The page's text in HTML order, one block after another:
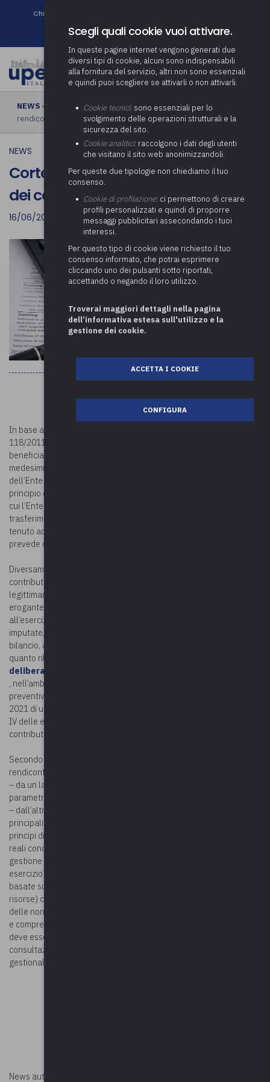
Chi siamo
Newsletter
NEWS › Corte dei conti: contabilizzazione dei contributi a
rendicontazione
NEWS
Corte dei conti: contabilizzazione
dei contributi a rendicontazione
16/06/2023
In base a quanto previsto dal punto 3.6 dell’allegato 4/2 al D. Lgs.
118/2011, in caso di trasferimenti a rendicontazione, l’Ente
beneficiario ha titolo ad accertare le entrate con imputazione ai
medesimi esercizi cui sono stati registrati gli impegni da parte
dell’Ente erogatore ovvero, nel caso in cui l’erogatore non adotti il
principio della competenza finanziaria potenziata, agli esercizi in
cui l’Ente beneficiario stesso prevede di impegnare la spesa cui il
trasferimento è destinato. Ciò significa che l’Ente beneficiario è
tenuto ad imputare i trasferimenti in entrata solo all’esercizio in cui
prevede di effettuare la relativa rendicontazione.
Diversamente operando – vale a dire iscrivendo in entrata i
contributi a rendicontazione prima del verificarsi della condizione
legittimante il maturare del credito nei confronti del soggetto
erogante – l’Ente andrebbe a sovrastimare le entrate relative
all’esercizio in cui esse vengono in tal modo anticipatamente
imputate, con conseguente rischio per i complessi equilibri del
bilancio, attraverso una dilatazione della capacità di spesa. È
quanto rilevato dalla Corte dei conti, Sez. Emilia-Romagna, con
deliberazione n. 85/2023
, nell’ambito dell’esame della documentazione relativa al bilancio
preventivo per il triennio 2022/24 ed al rendiconto per l’esercizio
2021 di un Comune, con particolare riferimento a residui del Titolo
IV delle entrate, che per la quasi totalità risultano riferiti a
contributi a rendicontazione.
Secondo la Sezione, la errata contabilizzazione dei contributi a
rendicontazione rileva di per sé, in quanto:
– da un lato, essa è in grado di compromettere il valore dei
parametri obiettivi di cui all’art. 242 del TUEL,
– dall’altro lato, fornisce una rappresentazione alterata dei
principali aggregati del bilancio, nel mancato rispetto, quindi, dei
principi di veridicità (per il quale il bilancio deve rappresentare le
reali condizioni delle operazioni di
gestione di natura economica, patrimoniale e finanziaria di
esercizio) attendibilità (per il quale le previsioni devono essere
basate su fondate aspettative di acquisizione e di utilizzo delle
risorse) correttezza (che impone il rispetto formale e sostanziale
delle norme che disciplinano la redazione dei documenti contabili)
e comprensibilità (per il quale l’articolazione del sistema di bilancio
deve essere tale da facilitarne la comprensione e permetterne la
consultazione rendendo evidenti le informazioni previsionali,
gestionali e di rendicontazione in esso contenute).
News autorizzata da
Scegli quali cookie vuoi attivare.
In queste pagine internet vengono generati due
diversi tipi di cookie, alcuni sono indispensabili
alla fornitura del servizio, altri non sono essenziali
e quindi puoi scegliere se attivarli o non attivarli.
Cookie tecnici: sono essenziali per lo
svolgimento delle operazioni strutturali e la
sicurezza del sito.
Cookie analitici: raccolgono i dati degli utenti
che visitano il sito web anonimizzandoli.
Per queste due tipologie non chiediamo il tuo
consenso.
Cookie di profilazione: ci permettono di creare
profili personalizzati e quindi di proporre
messaggi pubblicitari assecondando i tuoi
interessi.
Per questo tipo di cookie viene richiesto il tuo
consenso informato, che potrai esprimere
cliccando uno dei pulsanti sotto riportati,
accettando o negando il loro utilizzo.
Troverai maggiori dettagli nella pagina
dell’informativa estesa sull'utilizzo e la
gestione dei cookie.
ACCETTA I COOKIE
CONFIGURA